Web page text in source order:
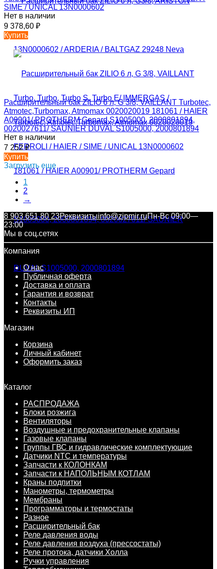
SIME / UNICAL 13N0000602
Нет в наличии
9 378,60 ₽
Купить
Расширительный бак ZILIO 6 л, G 3/8, VAILLANT Turbotec,
Atmotec,Turbomax, Atmomax 0020020019 181061 / HAIER
A00901/ PROTHERM Gepard S1005000, 2000801894,
0020027611/ SAUNIER DUVAL S1005000, 2000801894
Нет в наличии
7 252₽
Купить
Загрузить еще
1
2
→
8 903 651 80 23Реквизитыinfo@zipmir.ruПн-Вс 09:00—
23:00
Мы в соц.сетях
Компания
О нас
Публичная оферта
Доставка и оплата
Гарантия и возврат
Контакты
Реквизиты ИП
Магазин
Корзина
Личный кабинет
Оформить заказ
Каталог
РАСПРОДАЖА
Блоки розжига
Вентиляторы
Воздушные и предохранительные клапаны
Газовые клапаны
Группы ГВС и гидравлические комплектующие
Датчики NTC и температуры
Запчасти к КОЛОНКАМ
Запчасти к НАПОЛЬНЫМ КОТЛАМ
Краны подпитки
Манометры, термометры
Мембраны
Программаторы и термостаты
Разное
Расширительный бак
Реле давления воды
Реле давления воздуха (прессостаты)
Реле протока, датчики Холла
Ручки управления